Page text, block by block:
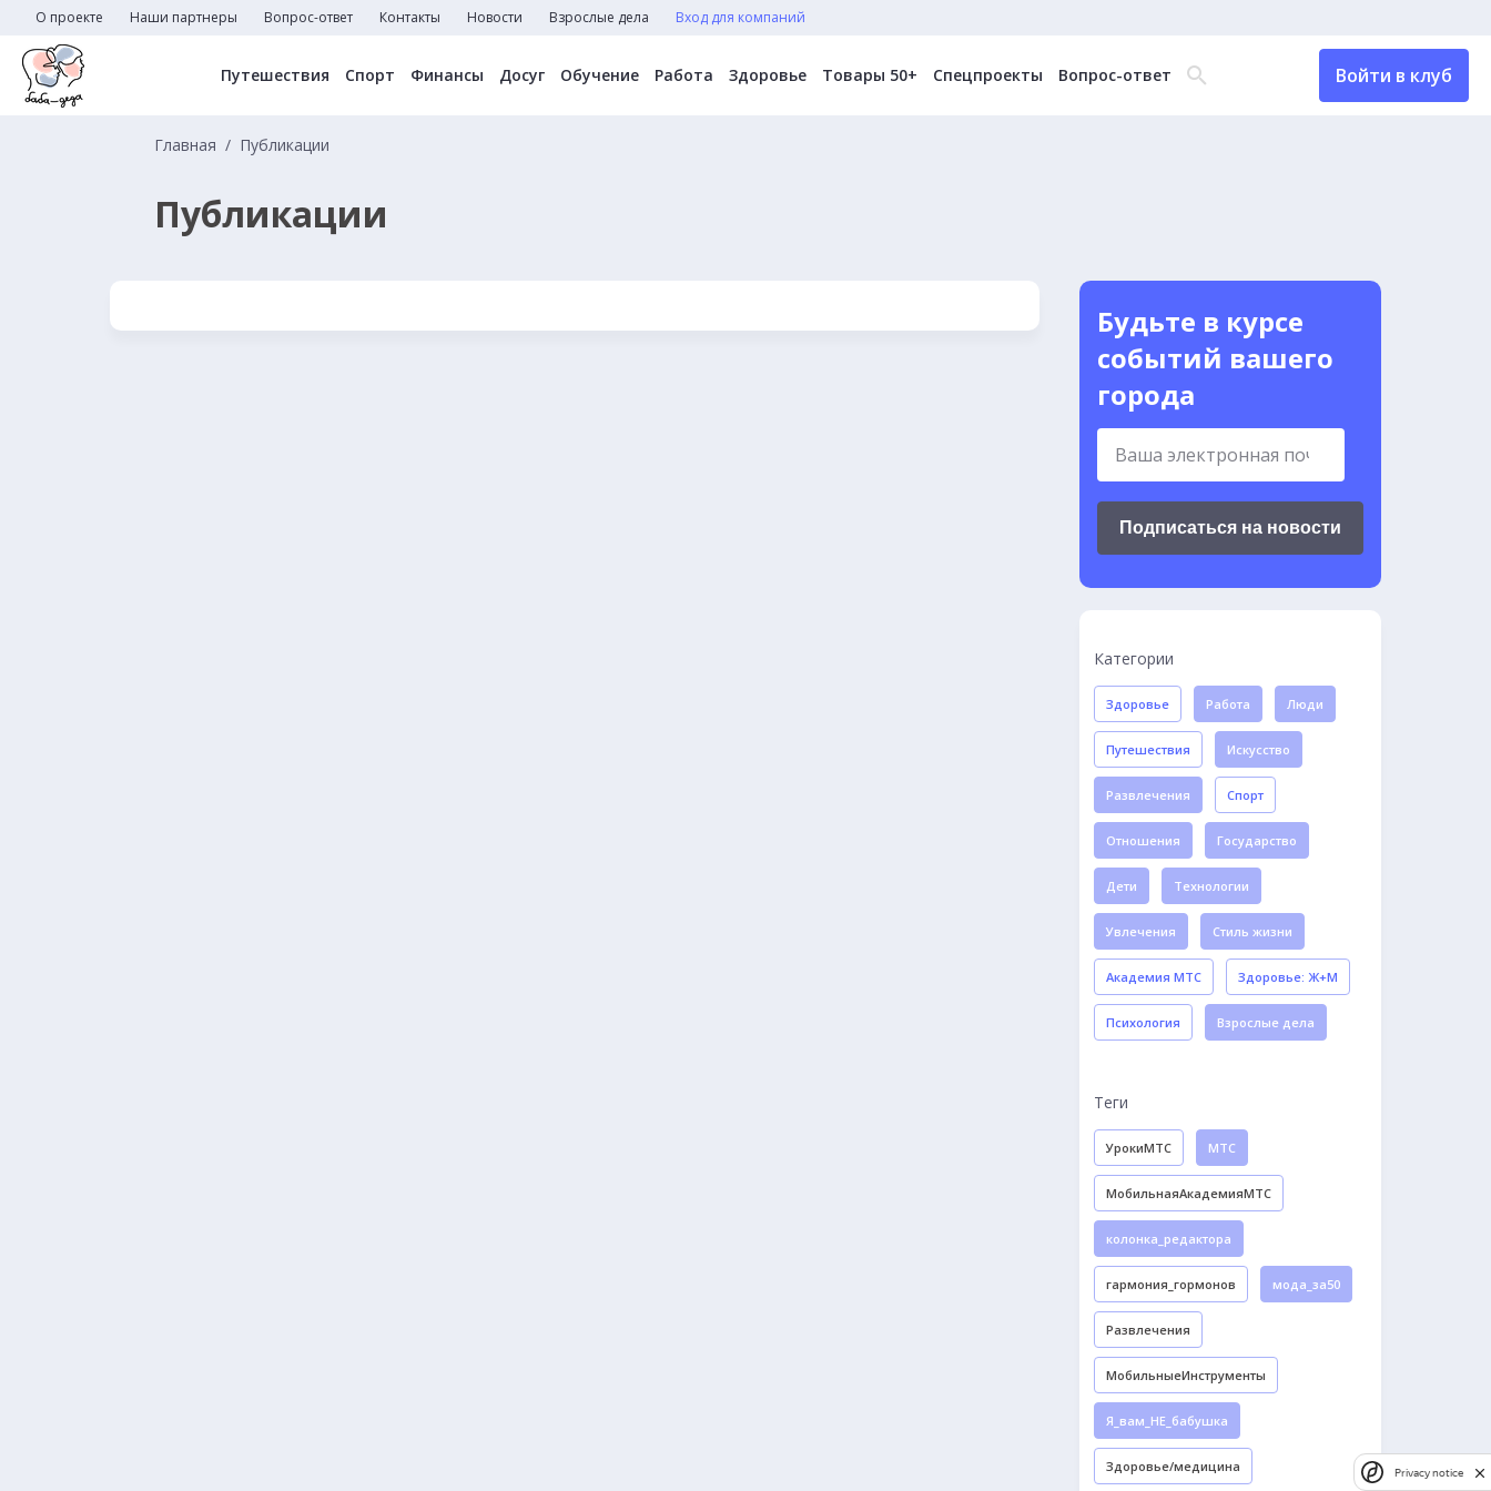
О проекте Наши партнеры Вопрос-ответ Контакты Новости Взрослые дела Вход для компаний
Путешествия Спорт Финансы Досуг Обучение Работа Здоровье Товары 50+ Спецпроекты Вопрос-ответ Войти в клуб
Главная Публикации
Публикации
Будьте в курсе
событий вашего
города
Подписаться на новости
Категории
Здоровье Работа Люди
Путешествия Искусство
Развлечения Спорт
Отношения Государство
Дети Технологии
Увлечения Стиль жизни
Академия МТС Здоровье: Ж+М
Психология Взрослые дела
Теги
УрокиМТС МТС
МобильнаяАкадемияМТС
колонка_редактора
гармония_гормонов мода_за50
Развлечения
МобильныеИнструменты
Я_вам_НЕ_бабушка
Здоровье/медицина Privacy notice